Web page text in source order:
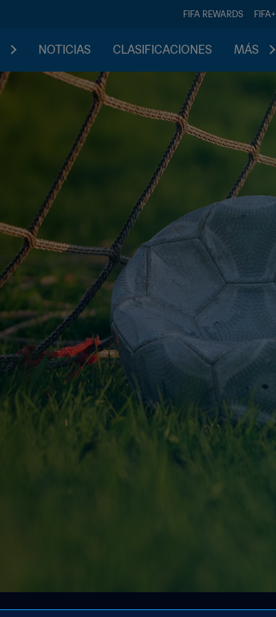
FIFA REWARDS FIFA+
NOTICIAS CLASIFICACIONES MÁS